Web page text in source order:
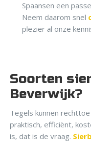
Spaansen een
Neem daarom snel
plezier al onze
Soorten
Beverwijk?
Tegels kunnen
praktisch, efficiënt,
is, dat is de vraag.